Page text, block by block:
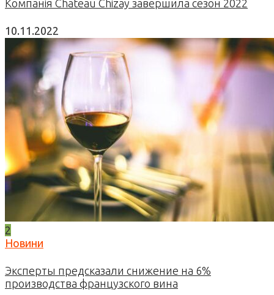
Компанія Chateau Chizay завершила сезон 2022
10.11.2022
2
Новини
Эксперты предсказали снижение на 6%
производства французского вина